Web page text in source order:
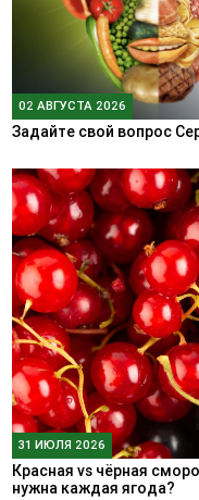
02 АВГУСТА 2026
Задайте свой вопрос
31 ИЮЛЯ 2026
Красная vs чёрная
нужна каждая ягода?